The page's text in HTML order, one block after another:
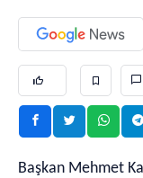
Başkan Mehmet